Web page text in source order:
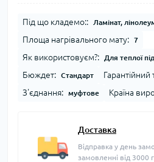
Під що кладемо:: Ламінат,
Площа нагрівального мату: 7
Як використовуєм?: Для теплої
Бюждет: Стандарт Гарантійний
З'єднання: муфтове Країна
Доставка
Відправка у день
замовленні від 3000